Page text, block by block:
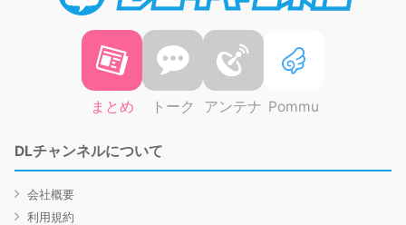
まとめ トーク アンテナ Pommu
DLチャンネルについて
会社概要
利用規約